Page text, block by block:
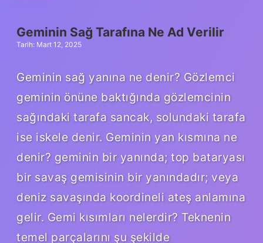
Geminin Sağ Tarafına Ne Ad Verilir
Tarih: Mart 12, 2025
Geminin sağ yanına ne denir? Gözlemci
geminin önüne baktığında gözlemcinin
sağındaki tarafa sancak, solundaki tarafa
ise iskele denir. Geminin yan kısmına ne
denir? geminin bir yanında; top bataryası
bir savaş gemisinin bir yanındadır; veya
deniz savaşında koordineli ateş anlamına
gelir. Gemi kısımları nelerdir? Teknenin
temel parçalarını şu şekilde